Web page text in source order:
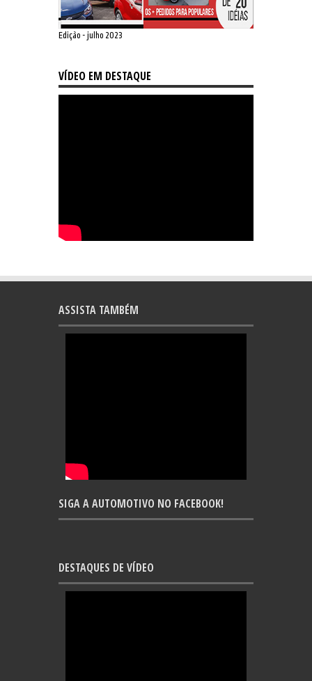
Edição - julho 2023
VÍDEO EM DESTAQUE
ASSISTA TAMBÉM
SIGA A AUTOMOTIVO NO FACEBOOK!
DESTAQUES DE VÍDEO